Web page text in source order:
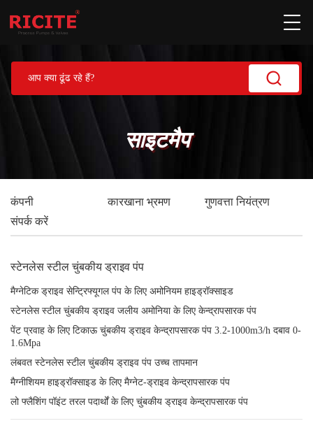
साइटमैप
कंपनी कारखाना भ्रमण
गुणवत्ता नियंत्रण
संपर्क करें
स्टेनलेस स्टील चुंबकीय ड्राइव पंप
मैग्नेटिक ड्राइव सेन्ट्रिफ्यूगल पंप के लिए अमोनियम हाइड्रॉक्साइड
स्टेनलेस स्टील चुंबकीय ड्राइव जलीय अमोनिया के लिए केन्द्रापसारक पंप
पेंट प्रवाह के लिए टिकाऊ चुंबकीय ड्राइव केन्द्रापसारक पंप 3.2-1000m3/h दबाव 0-
1.6Mpa
लंबवत स्टेनलेस स्टील चुंबकीय ड्राइव पंप उच्च तापमान
मैग्नीशियम हाइड्रॉक्साइड के लिए मैग्नेट-ड्राइव केन्द्रापसारक पंप
लो फ्लैशिंग पॉइंट तरल पदार्थों के लिए चुंबकीय ड्राइव केन्द्रापसारक पंप